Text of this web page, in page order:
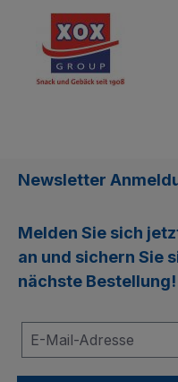
Newsletter
Melden Sie sich
an und sichern Sie
nächste Bestellung!